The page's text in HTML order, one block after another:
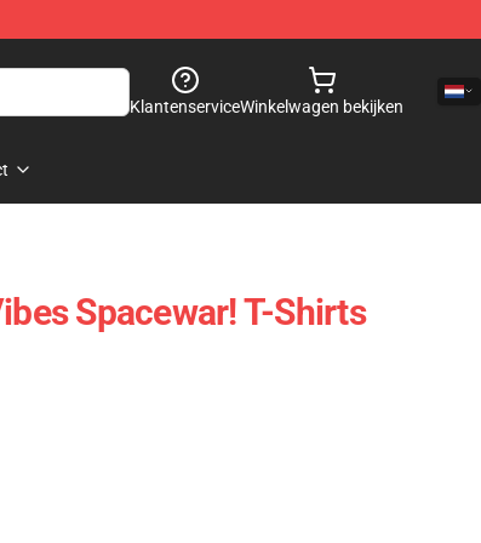
KlantenserviceWinkelwagen bekijken
Spacewar! T-Shirts